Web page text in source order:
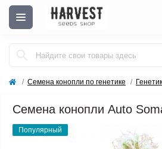
Семена конопли по генетике
Семена конопли Auto
Популярный